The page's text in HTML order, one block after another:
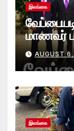
இலங்கை
மாணவர்
AUGUST
இலங்கை